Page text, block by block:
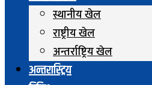
स्थानीय खेल
राष्ट्रीय खेल
अन्तर्राष्ट्रिय खेल
अन्तरास्ट्रिय